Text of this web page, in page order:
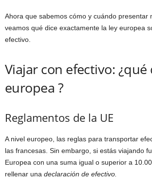
Ahora que sabemos cómo y cuándo presentar
veamos qué dice exactamente la ley europea
efectivo.
Viajar con efectivo: ¿qué
europea ?
Reglamentos de la UE
A nivel europeo, las reglas para transportar
las francesas. Sin embargo, si estás viajando
Europea con una suma igual o superior a
rellenar una declaración de efectivo.